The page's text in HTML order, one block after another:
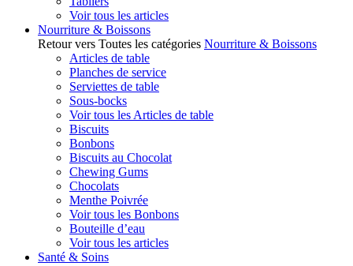
Voir tous les articles
Nourriture & Boissons
Retour vers Toutes les catégories Nourriture & Boissons
Articles de table
Planches de service
Serviettes de table
Sous-bocks
Voir tous les Articles de table
Biscuits
Bonbons
Biscuits au Chocolat
Chewing Gums
Chocolats
Menthe Poivrée
Voir tous les Bonbons
Bouteille d’eau
Voir tous les articles
Santé & Soins